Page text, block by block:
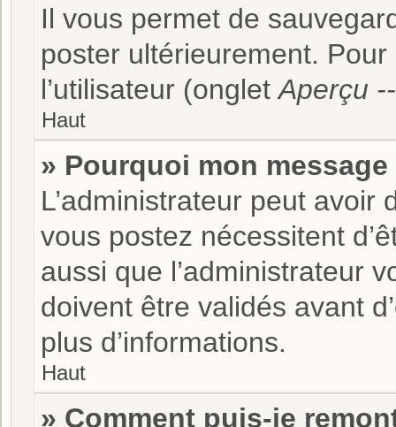
Il vous permet de
poster ultérieurement.
l’utilisateur (ongletAperçu
Haut
» Pourquoi mon
L’administrateur peut
vous postez nécessitent
aussi que l’administrateur
doivent être validés avant
plus d’informations.
Haut
» Comment puis-je